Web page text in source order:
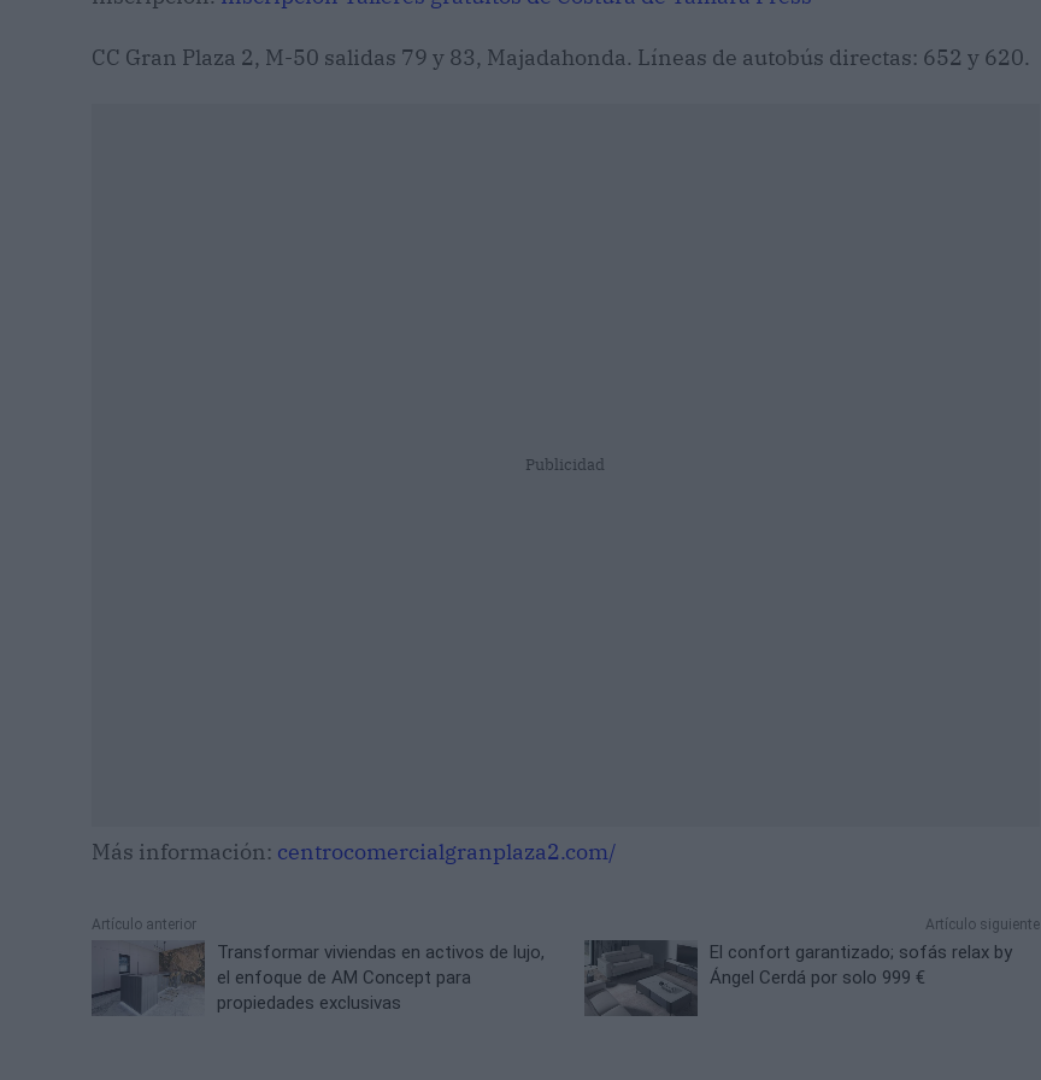
CC Gran Plaza 2, M-50 salidas 79 y 83, Majadahonda. Líneas de autobús directas: 652 y 620.
Publicidad
Más información: centrocomercialgranplaza2.com/
Artículo anterior
Transformar viviendas en activos de lujo,
el enfoque de AM Concept para
propiedades exclusivas
Artículo siguiente
El confort garantizado; sofás relax by
Ángel Cerdá por solo 999 €